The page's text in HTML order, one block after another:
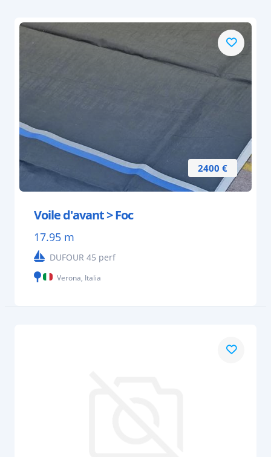
2400 €
Voile d'avant > Foc
17.95 m
DUFOUR 45 perf
Verona, Italia